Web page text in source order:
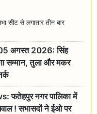
सीट से लगातार तीन बार
अगस्त 2026: सिंह
सम्मान, तुला और मकर
फतेहपुर नगर पालिका में
! सभासदों ने ईओ पर